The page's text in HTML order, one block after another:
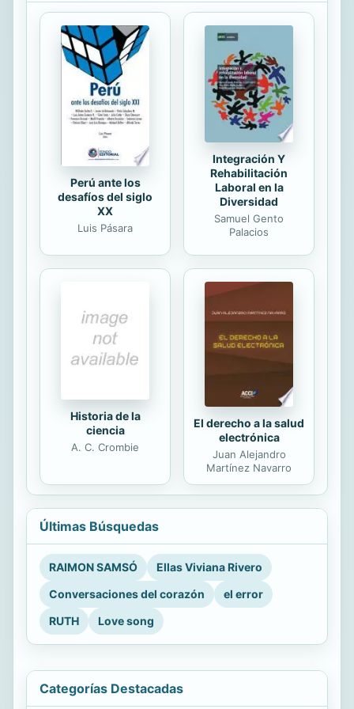
existencial de su personaje principal,
Ivan Ilyich, frente a la mortalidad.Su
retrato inquebrantable del camino
físico y espiritual del héroe hasta la
muerte plantea preguntas
conmovedor sobre el...
Perú ante los
desafíos del siglo
XX
Luis Pásara
Integración Y
Rehabilitación
Laboral en la
Diversidad
Samuel Gento
Palacios
Historia de la
ciencia
A. C. Crombie
El derecho a la salud
electrónica
Juan Alejandro
Martínez Navarro
Últimas Búsquedas
RAIMON SAMSÓ
Ellas Viviana Rivero
Conversaciones del corazón
el error
RUTH
Love song
Categorías Destacadas